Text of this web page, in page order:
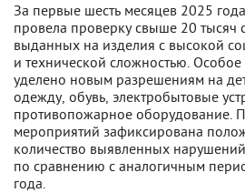
За первые шесть месяцев 2025
провела проверку свыше 20 тысяч
выданных на изделия с высокой
и технической сложностью.
уделено новым разрешениям на
одежду, обувь, электробытовые
противопожарное оборудование.
мероприятий зафиксирована
количество выявленных
по сравнению с аналогичным
года.